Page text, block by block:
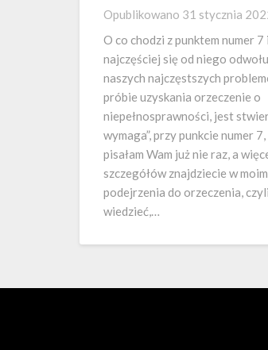
Opublikowano 31 stycznia
O co chodzi z punktem numer 7
najczęściej się od niego
naszych najczęstszych
próbie uzyskania orzeczenie o
niepełnosprawności, jest
wymaga”, przy punkcie numer
pisałam Wam już nie raz, a
szczegółów znajdziecie w
podejrzenia do orzeczenia,
wiedzieć,…